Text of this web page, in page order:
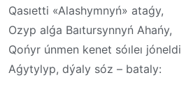
Qasıetti «Alashymnyń» ataǵy,
Ozyp alǵa Baıtursynnyń Ahańy,
Qońyr únmen kenet sóıleı jóneldi
Aǵytylyp, dýaly sóz – bataly: